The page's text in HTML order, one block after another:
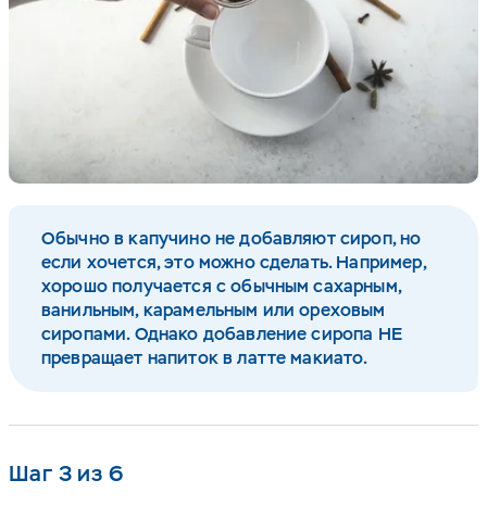
Обычно в капучино не добавляют сироп, но
если хочется, это можно сделать. Например,
хорошо получается с обычным сахарным,
ванильным, карамельным или ореховым
сиропами. Однако добавление сиропа НЕ
превращает напиток в латте макиато.
Шаг 3 из 6